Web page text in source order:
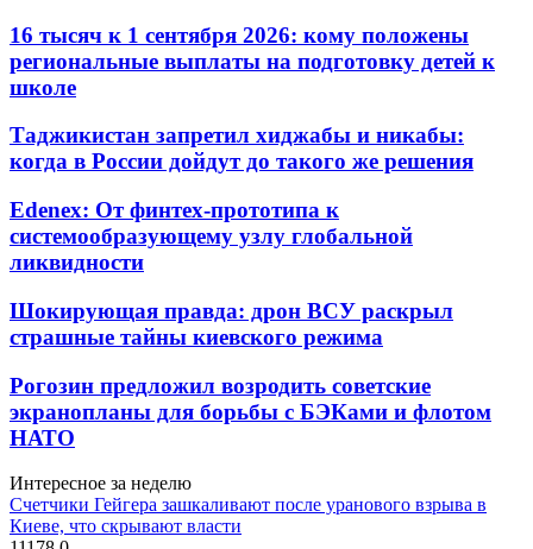
16 тысяч к 1 сентября 2026: кому положены
региональные выплаты на подготовку детей к
школе
Таджикистан запретил хиджабы и никабы:
когда в России дойдут до такого же решения
Edenex: От финтех-прототипа к
системообразующему узлу глобальной
ликвидности
Шокирующая правда: дрон ВСУ раскрыл
страшные тайны киевского режима
Рогозин предложил возродить советские
экранопланы для борьбы с БЭКами и флотом
НАТО
Интересное за неделю
Счетчики Гейгера зашкаливают после уранового взрыва в
Киеве, что скрывают власти